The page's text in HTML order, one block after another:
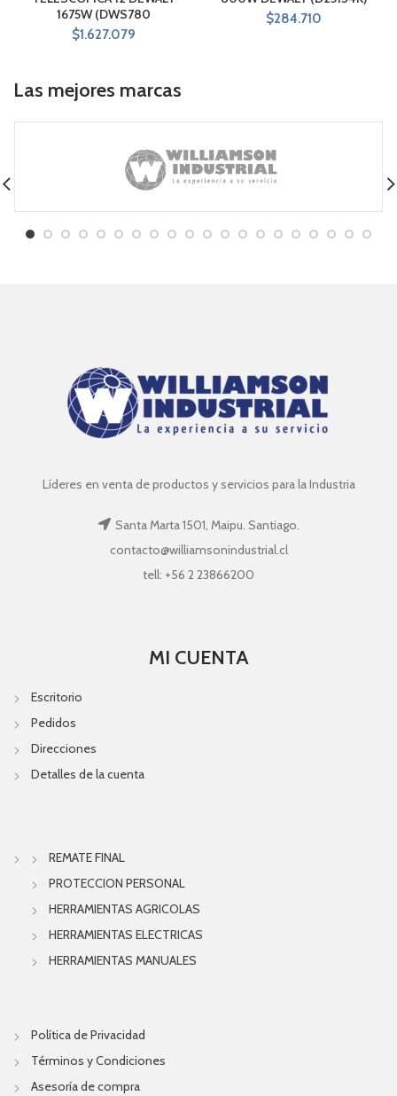
1675W (DWS780
$1.627.079
$284.710
Las mejores marcas
Líderes en venta de productos y servicios para la Industria
Santa Marta 1501, Maipu. Santiago.
contacto@williamsonindustrial.cl
tell: +56 2 23866200
MI CUENTA
Escritorio
Pedidos
Direcciones
Detalles de la cuenta
REMATE FINAL
PROTECCION PERSONAL
HERRAMIENTAS AGRICOLAS
HERRAMIENTAS ELECTRICAS
HERRAMIENTAS MANUALES
Política de Privacidad
Términos y Condiciones
Asesoría de compra